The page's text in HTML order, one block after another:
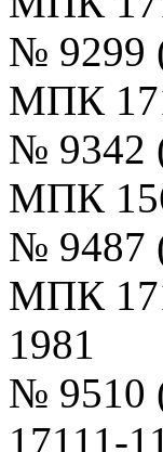
№ 9299
МПК
№ 9342
МПК
№ 9487
МПК
1981
№ 9510
17111-